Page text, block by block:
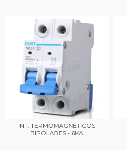
INT. TERMOMAGNÉTICOS
BIPOLARES - 6KA